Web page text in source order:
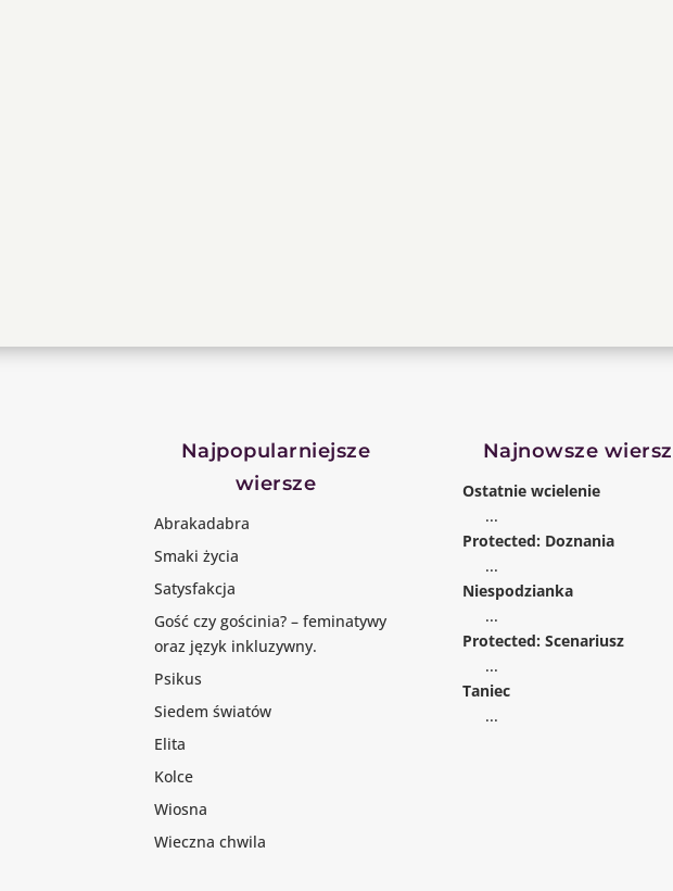
Najpopularniejsze
wiersze
Abrakadabra
Smaki życia
Satysfakcja
Gość czy gościnia? – feminatywy
oraz język inkluzywny.
Psikus
Siedem światów
Elita
Kolce
Wiosna
Wieczna chwila
Najnowsze
Ostatnie wcielenie
...
Protected: Doznania
...
Niespodzianka
...
Protected: Scenariusz
...
Taniec
...